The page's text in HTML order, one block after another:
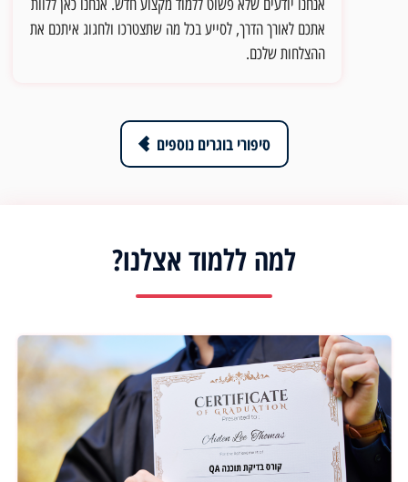
אנחנו יודעים שלא פשוט ללמוד מקצוע חדש. אנחנו כאן ללוות
אתכם לאורך הדרך, לסייע בכל מה שתצטרכו ולחגוג איתכם את
ההצלחות שלכם.
סיפורי בוגרים נוספים
למה ללמוד אצלנו?